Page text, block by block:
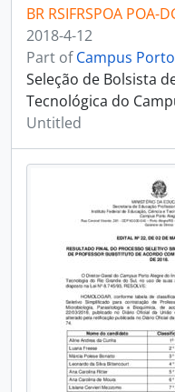
BR RSIFRSPOA POA-
2018-4-12
Part ofCampus Porto
Seleção de Bolsista
Tecnológica do
Untitled